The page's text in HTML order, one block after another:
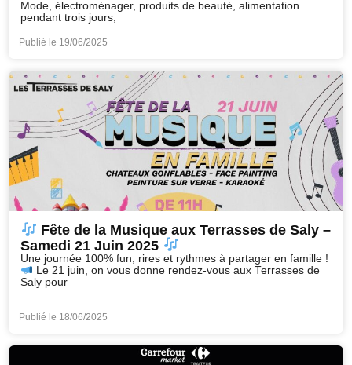
Mode, électroménager, produits de beauté, alimentation…
pendant trois jours,
Publié le 19/06/2025
Fête de la Musique aux Terrasses de Saly –
Samedi 21 Juin 2025
Une journée 100% fun, rires et rythmes à partager en famille !
Le 21 juin, on vous donne rendez-vous aux Terrasses de
Saly pour
Publié le 18/06/2025